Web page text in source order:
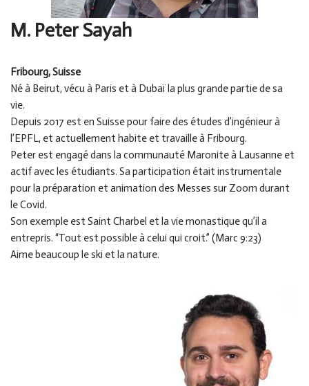
M. Peter Sayah
Fribourg, Suisse
Né à Beirut, vécu à Paris et à Dubaï la plus grande partie de sa
vie.
Depuis 2017 est en Suisse pour faire des études d’ingénieur à
l’EPFL, et actuellement habite et travaille à Fribourg.
Peter est engagé dans la communauté Maronite à Lausanne et
actif avec les étudiants. Sa participation était instrumentale
pour la préparation et animation des Messes sur Zoom durant
le Covid.
Son exemple est Saint Charbel et la vie monastique qu’il a
entrepris. “Tout est possible à celui qui croit.” (Marc 9:23)
Aime beaucoup le ski et la nature.